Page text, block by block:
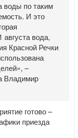
воды по таким
И это
вода,
Красной Речки
–
Владимир
готово –
приезда